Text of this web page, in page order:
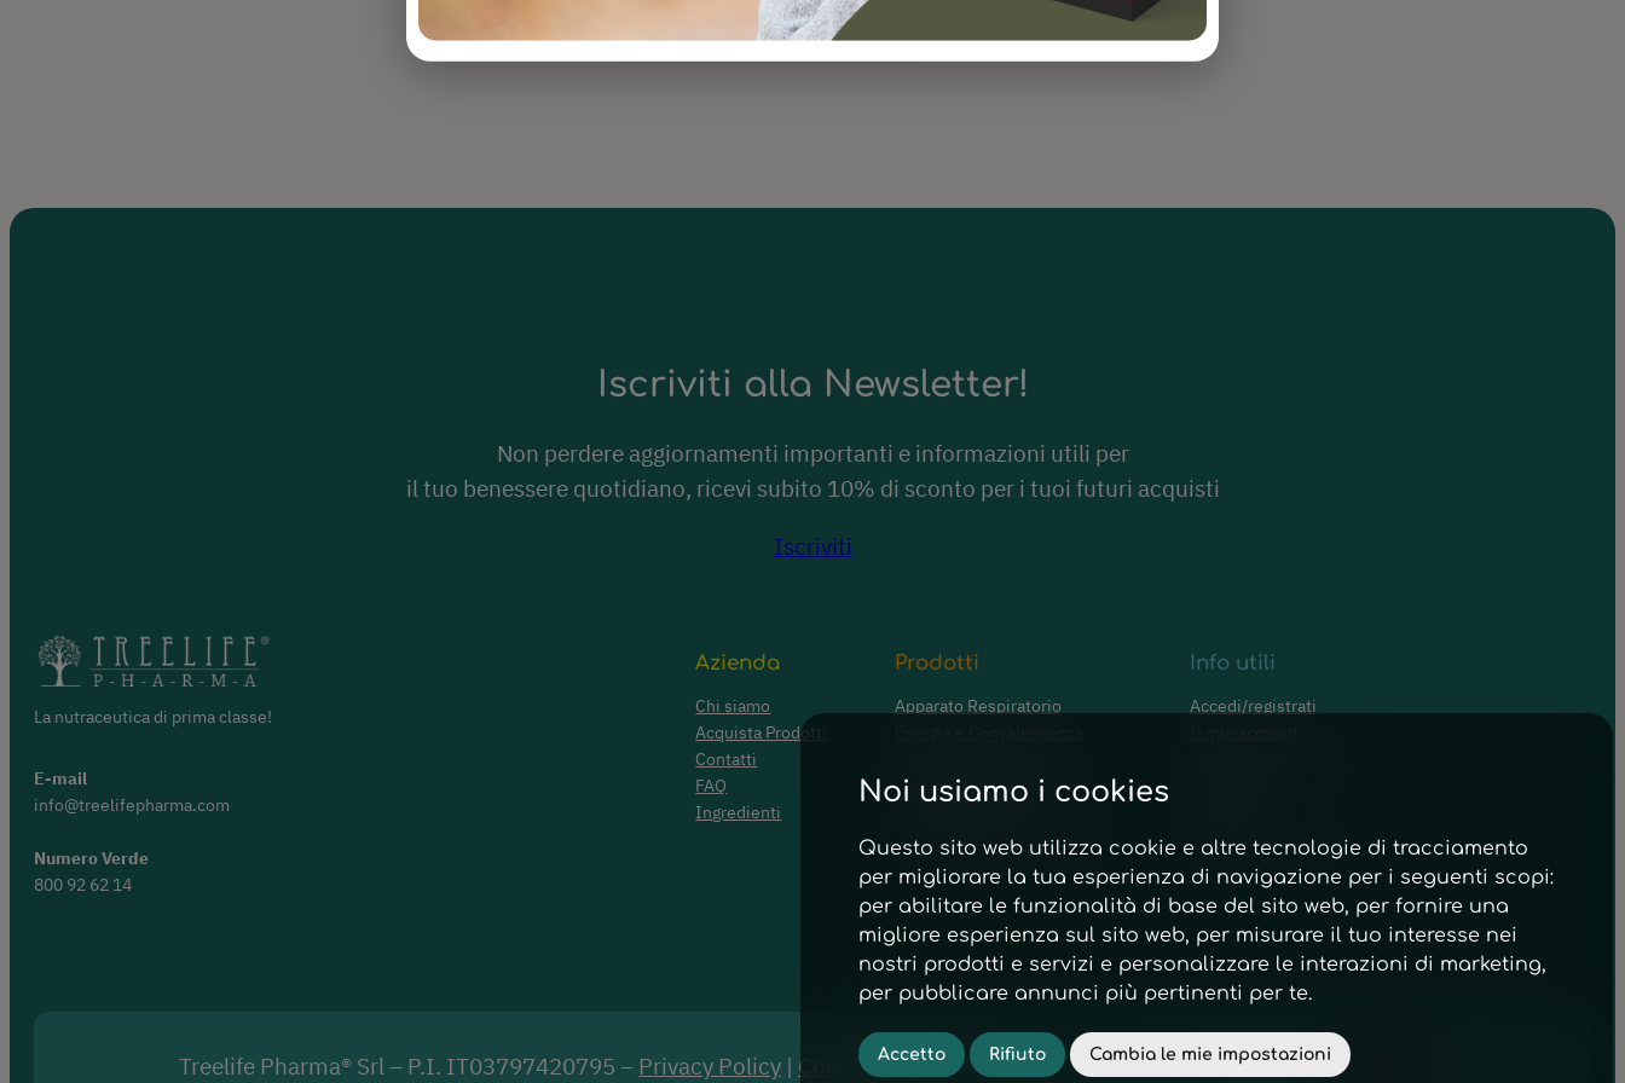
Noi usiamo i cookies
Questo sito web utilizza cookie e altre tecnologie di tracciamento
per migliorare la tua esperienza di navigazione per i seguenti scopi:
per abilitare le funzionalità di base del sito web, per fornire una
migliore esperienza sul sito web, per misurare il tuo interesse nei
nostri prodotti e servizi e personalizzare le interazioni di marketing,
per pubblicare annunci più pertinenti per te.
Accetto Rifiuto Cambia le mie impostazioni
Iscriviti alla Newsletter!
Non perdere aggiornamenti importanti e informazioni utili per
il tuo benessere quotidiano, ricevi subito 10% di sconto per i tuoi futuri acquisti
Iscriviti
La nutraceutica di prima classe!
E-mail
info@treelifepharma.com
Numero Verde
800 92 62 14
Azienda
Chi siamo
Acquista Prodotti
Contatti
FAQ
Ingredienti
Prodotti
Apparato Respiratorio
Funzione Cardiaca e Visiva
Dolori Ostearticolari ed Edemi
Info utili
Accedi/registrati
Condizioni di vendita
Treelife Pharma® Srl – P.I. IT03797420795 – Privacy Policy | Cookie Policy powered by